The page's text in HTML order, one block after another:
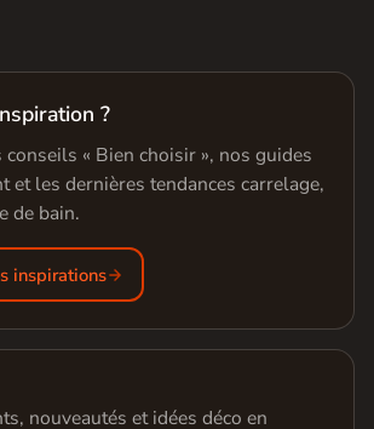
?
conseils « Bien choisir », nos guides
et les dernières tendances carrelage,
de bain.
inspirations
nouveautés et idées déco en